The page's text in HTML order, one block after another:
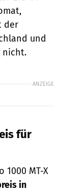
der
und
nicht.
ANZEIGE
für
1000 MT-X
in